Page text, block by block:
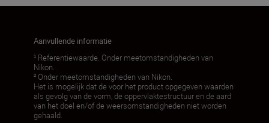
Aanvullende informatie
¹ Referentiewaarde. Onder meetomstandigheden van
Nikon.
² Onder meetomstandigheden van Nikon.
Het is mogelijk dat de voor het product opgegeven waarden
als gevolg van de vorm, de oppervlaktestructuur en de aard
van het doel en/of de weersomstandigheden niet worden
gehaald.